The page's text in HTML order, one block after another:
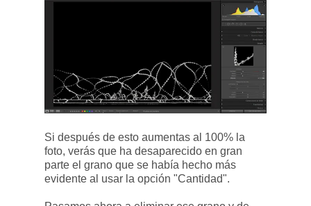
Si después de esto aumentas al 100% la
foto, verás que ha desaparecido en gran
parte el grano que se había hecho más
evidente al usar la opción "Cantidad".